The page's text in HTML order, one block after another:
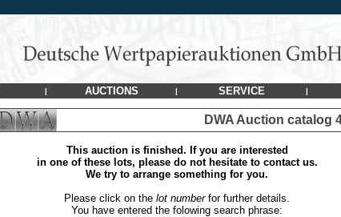
| AUCTIONS | SERVICE |
DWA Auction catalog
This auction is finished. If you are interested
in one of these lots, please do not hesitate to contact us.
We try to arrange something for you.
Please click on the lot numberfor further details.
You have entered the folowing search phrase: